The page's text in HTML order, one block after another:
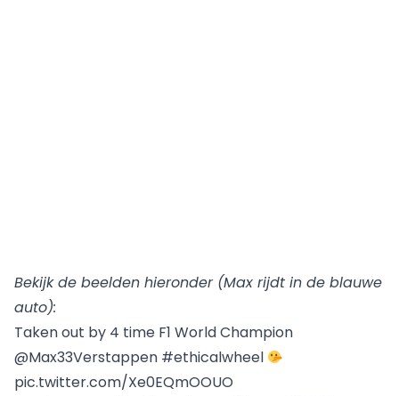
Bekijk de beelden hieronder (Max rijdt in de blauwe
auto):
Taken out by 4 time F1 World Champion
@Max33Verstappen #ethicalwheel
pic.twitter.com/Xe0EQmOOUO